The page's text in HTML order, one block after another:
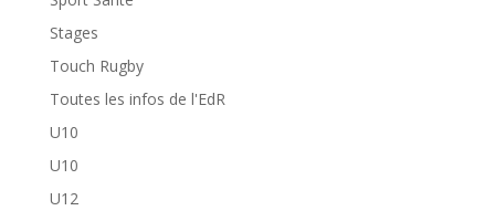
Stages
Touch Rugby
Toutes les infos de l'EdR
U10
U10
U12